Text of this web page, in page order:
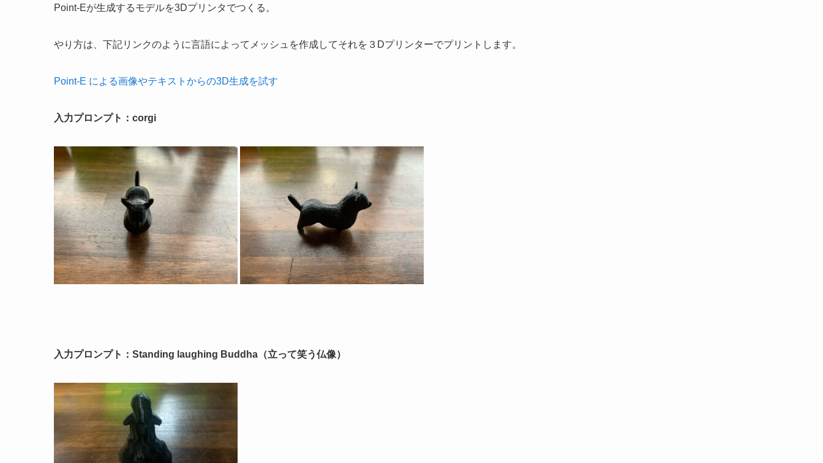
Point-Eが生成するモデルを3Dプリンタでつくる。
やり方は、下記リンクのように言語によってメッシュを作成してそれを３Dプリンターでプリントします。
Point-E による画像やテキストからの3D生成を試す
入力プロンプト：corgi
入力プロンプト：Standing laughing Buddha（立って笑う仏像）